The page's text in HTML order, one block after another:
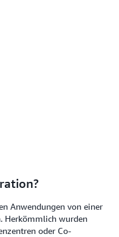
Anwendungen von einer
Herkömmlich wurden
oder Co-